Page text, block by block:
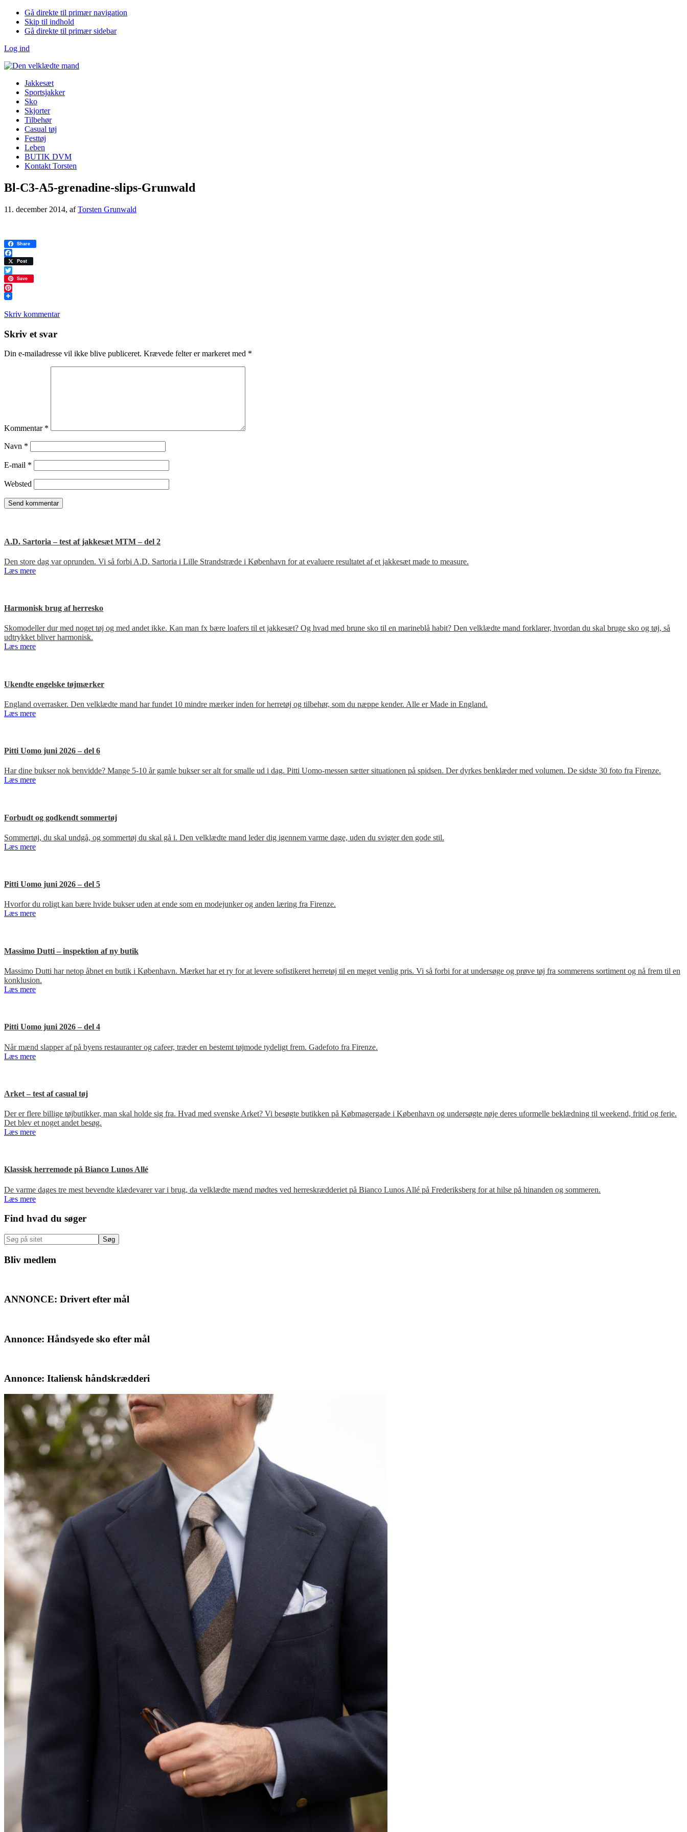
Gå direkte til primær navigation
Skip til indhold
Gå direkte til primær sidebar
Log ind
Jakkesæt
Sportsjakker
Sko
Skjorter
Tilbehør
Casual tøj
Festtøj
Leben
BUTIK DVM
Kontakt Torsten
Bl-C3-A5-grenadine-slips-Grunwald
11. december 2014, afTorsten Grunwald
Share
Facebook
Post
Twitter
Save
Pinterest
Skriv kommentar
Læserinteraktioner
Skriv et svar
Din e-mailadresse vil ikke blive publiceret. Krævede felter er markeret med *
Kommentar *
Navn *
E-mail *
Websted
A.D. Sartoria – test af jakkesæt MTM – del 2
Den store dag var oprunden. Vi så forbi A.D. Sartoria i Lille Strandstræde i København for at evaluere resultatet af et jakkesæt made to measure.
Læs mere
Harmonisk brug af herresko
Skomodeller dur med noget tøj og med andet ikke. Kan man fx bære loafers til et jakkesæt? Og hvad med brune sko til en marineblå habit? Den velklædte mand forklarer, hvordan du skal bruge sko og tøj, så
udtrykket bliver harmonisk.
Læs mere
Ukendte engelske tøjmærker
England overrasker. Den velklædte mand har fundet 10 mindre mærker inden for herretøj og tilbehør, som du næppe kender. Alle er Made in England.
Læs mere
Pitti Uomo juni 2026 – del 6
Har dine bukser nok benvidde? Mange 5-10 år gamle bukser ser alt for smalle ud i dag. Pitti Uomo-messen sætter situationen på spidsen. Der dyrkes benklæder med volumen. De sidste 30 foto fra Firenze.
Læs mere
Forbudt og godkendt sommertøj
Sommertøj, du skal undgå, og sommertøj du skal gå i. Den velklædte mand leder dig igennem varme dage, uden du svigter den gode stil.
Læs mere
Pitti Uomo juni 2026 – del 5
Hvorfor du roligt kan bære hvide bukser uden at ende som en modejunker og anden læring fra Firenze.
Læs mere
Massimo Dutti – inspektion af ny butik
Massimo Dutti har netop åbnet en butik i København. Mærket har et ry for at levere sofistikeret herretøj til en meget venlig pris. Vi så forbi for at undersøge og prøve tøj fra sommerens sortiment og nå frem til en
konklusion.
Læs mere
Pitti Uomo juni 2026 – del 4
Når mænd slapper af på byens restauranter og cafeer, træder en bestemt tøjmode tydeligt frem. Gadefoto fra Firenze.
Læs mere
Arket – test af casual tøj
Der er flere billige tøjbutikker, man skal holde sig fra. Hvad med svenske Arket? Vi besøgte butikken på Købmagergade i København og undersøgte nøje deres uformelle beklædning til weekend, fritid og ferie.
Det blev et noget andet besøg.
Læs mere
Klassisk herremode på Bianco Lunos Allé
De varme dages tre mest bevendte klædevarer var i brug, da velklædte mænd mødtes ved herreskrædderiet på Bianco Lunos Allé på Frederiksberg for at hilse på hinanden og sommeren.
Læs mere
Primær
Sidebar
Find hvad du søger
Søg
på
sitet
Bliv medlem
ANNONCE: Drivert efter mål
Annonce: Håndsyede sko efter mål
Annonce: Italiensk håndskrædderi